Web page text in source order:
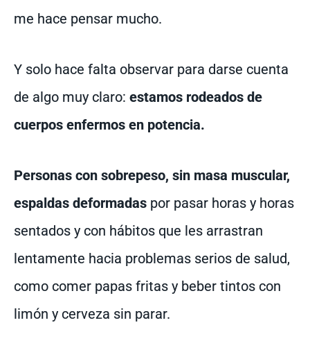
me hace pensar mucho.
Y solo hace falta observar para darse cuenta
de algo muy claro: estamos rodeados de
cuerpos enfermos en potencia.
Personas con sobrepeso, sin masa muscular,
espaldas deformadas por pasar horas y horas
sentados y con hábitos que les arrastran
lentamente hacia problemas serios de salud,
como comer papas fritas y beber tintos con
limón y cerveza sin parar.